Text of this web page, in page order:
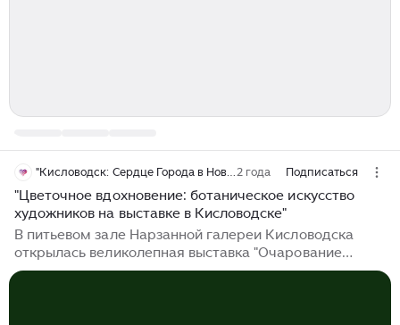
2 года Подписаться
"Цветочное вдохновение: ботаническое искусство
художников на выставке в Кисловодске"
В питьевом зале Нарзанной галереи Кисловодска
открылась великолепная выставка "Очарование
цветов" от Ассоциации Художников Ботанического